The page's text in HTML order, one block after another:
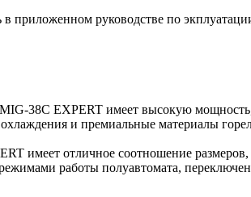
приложенном руководстве по
38C EXPERT имеет высокую
и премиальные материалы
имеет отличное соотношение размеров,
работы полуавтомата,